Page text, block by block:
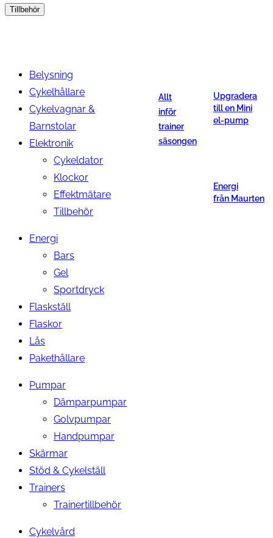
Tillbehör
Belysning
Cykelhållare
Cykelvagnar &
Barnstolar
Elektronik
Cykeldator
Klockor
Effektmätare
Tillbehör
Energi
Bars
Gel
Sportdryck
Flaskställ
Flaskor
Lås
Pakethållare
Pumpar
Dämparpumpar
Golvpumpar
Handpumpar
Skärmar
Stöd & Cykelställ
Trainers
Trainertillbehör
Cykelvård
Allt
inför
trainer
säsongen
Upgradera
till en Mini
el-pump
Energi
från Maurten